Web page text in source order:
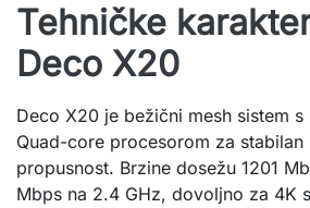
Tehničke
Deco X20
Deco X20 je bežični mesh sistem s
Quad-core procesorom za
propusnost. Brzine dosežu 1201
Mbps na 2.4 GHz, dovoljno za 4K